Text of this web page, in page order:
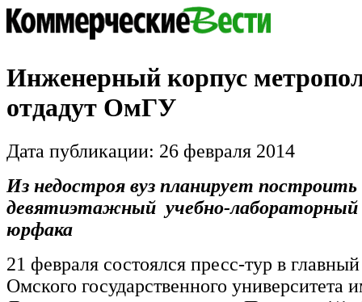
Инженерный корпус
отдадут ОмГУ
Дата публикации: 26 февраля 2014
Из недостроя вуз планирует построить
девятиэтажный учебно-лабораторный
юрфака
21 февраля состоялся пресс-тур в
Омского государственного